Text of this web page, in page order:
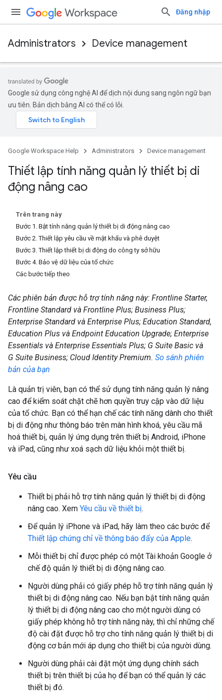
Đăng nhập
Administrators Device management
Google sử dụng công nghệ AI để dịch nội dung sang ngôn ngữ bạn
ưu tiên. Bản dịch bằng AI có thể có lỗi.
Google Workspace Help Administrators Device management
Thiết lập tính năng quản lý thiết bị di
động nâng cao
Trên trang này
Bước 1. Bật tính năng quản lý thiết bị di động nâng cao
Bước 2. Thiết lập yêu cầu về mật khẩu và phê duyệt
Bước 3. Thiết lập thiết bị di động do công ty sở hữu
Bước 4. Bảo vệ dữ liệu của tổ chức
Các bước tiếp theo
Các phiên bản được hỗ trợ tính năng này: Frontline Starter,
Frontline Standard và Frontline Plus; Business Plus;
Enterprise Standard và Enterprise Plus; Education Standard,
Education Plus và Endpoint Education Upgrade; Enterprise
Essentials và Enterprise Essentials Plus; G Suite Basic và
G Suite Business; Cloud Identity Premium. So sánh phiên
bản của bạn
Là quản trị viên, bạn có thể sử dụng tính năng quản lý nâng
cao để kiểm soát chặt chẽ hơn quyền truy cập vào dữ liệu
của tổ chức. Bạn có thể hạn chế các tính năng dành cho thiết
bị di động như thông báo trên màn hình khoá, yêu cầu mã
hoá thiết bị, quản lý ứng dụng trên thiết bị Android, iPhone
và iPad, cũng như xoá sạch dữ liệu khỏi một thiết bị.
Yêu cầu
Thiết bị phải hỗ trợ tính năng quản lý thiết bị di động
nâng cao. Xem Yêu cầu về thiết bị.
Để quản lý iPhone và iPad, hãy làm theo các bước để
Thiết lập chứng chỉ về thông báo đẩy của Apple.
Mỗi thiết bị chỉ được phép có một Tài khoản Google ở
chế độ quản lý thiết bị di động nâng cao.
Người dùng phải có giấy phép hỗ trợ tính năng quản lý
thiết bị di động nâng cao. Nếu bạn bật tính năng quản
lý thiết bị di động nâng cao cho một người dùng có
giấy phép không hỗ trợ tính năng này, thì chỉ những chế
độ cài đặt được hỗ trợ cho tính năng quản lý thiết bị di
động cơ bản mới áp dụng cho thiết bị của người dùng.
Người dùng phải cài đặt một ứng dụng chính sách
thiết bị trên thiết bị của họ để bạn có thể quản lý các
thiết bị đó.